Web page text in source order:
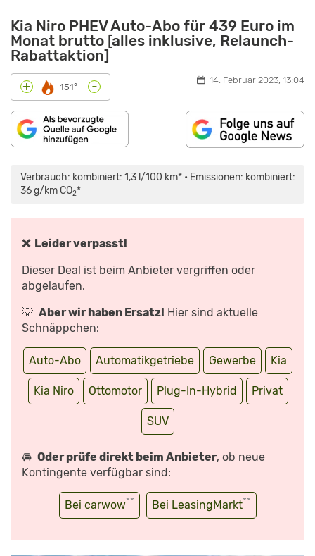
Kia Niro PHEV Auto-Abo für 439 Euro im
Monat brutto [alles inklusive, Relaunch-
Rabattaktion]
+ 151° - 14. Februar 2023, 13:04
Verbrauch: kombiniert: 1,3 l/100 km* • Emissionen: kombiniert:
36 g/km CO2*
❌ Leider verpasst!
Dieser Deal ist beim Anbieter vergriffen oder
abgelaufen.
💡 Aber wir haben Ersatz! Hier sind aktuelle
Schnäppchen:
Auto-Abo Automatikgetriebe Gewerbe Kia
Kia Niro Ottomotor Plug-In-Hybrid Privat
SUV
🚘 Oder prüfe direkt beim Anbieter, ob neue
Kontingente verfügbar sind:
Bei carwow** Bei LeasingMarkt**
PHEV
2022:
DER
AUTO
MOTOR
SPORT“
VON
YOUTUBE
ANZEIGEN